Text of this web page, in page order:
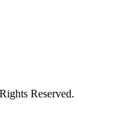
Reserved.